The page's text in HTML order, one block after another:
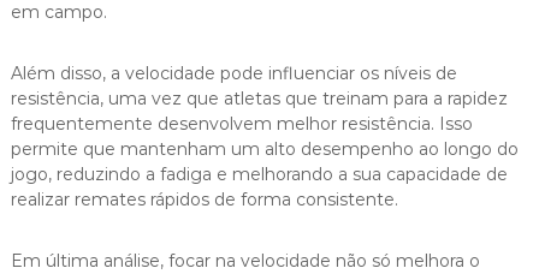
em campo.
Além disso, a velocidade pode influenciar os níveis de
resistência, uma vez que atletas que treinam para a rapidez
frequentemente desenvolvem melhor resistência. Isso
permite que mantenham um alto desempenho ao longo do
jogo, reduzindo a fadiga e melhorando a sua capacidade de
realizar remates rápidos de forma consistente.
Em última análise, focar na velocidade não só melhora o